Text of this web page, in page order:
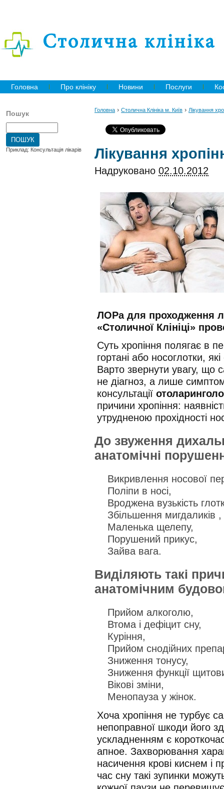
Головна Про клініку Новини Послуги
Пошук
Приклад: Консультація лікарів
Головна › Столична Клініка м. Київ › Лікування
Лікування
Надруковано 02.10.2012
ЛОРа для проходження
«Столичної Клініці»
Суть хропіння полягає в
гортані або носоглотки,
Варто звернути увагу, що
не діагноз, а лише
консультації
причини хропіння:
утрудненою прохідності
До звуження
анатомічні
Викривлення носової
Поліпи в носі,
Вроджена вузькість
Збільшення мигдаликів ,
Маленька щелепу,
Порушений прикус,
Зайва вага.
Виділяють такі
анатомічним
Прийом алкоголю,
Втома і дефіцит сну,
Куріння,
Прийом снодійних
Зниження тонусу,
Зниження функції
Вікові зміни,
Менопауза у жінок.
Хоча хропіння не турбує
непоправної шкоди його
ускладненням є
апное. Захворювання
насичення крові киснем і
час сну такі зупинки